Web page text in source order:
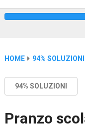
HOME 94% SOLUZIONI
94% SOLUZIONI
Pranzo